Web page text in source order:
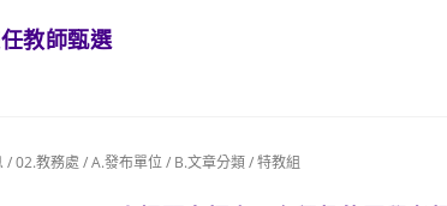
教師甄選
/02.教務處 /A.發布單位/ B.文章分類/特教組